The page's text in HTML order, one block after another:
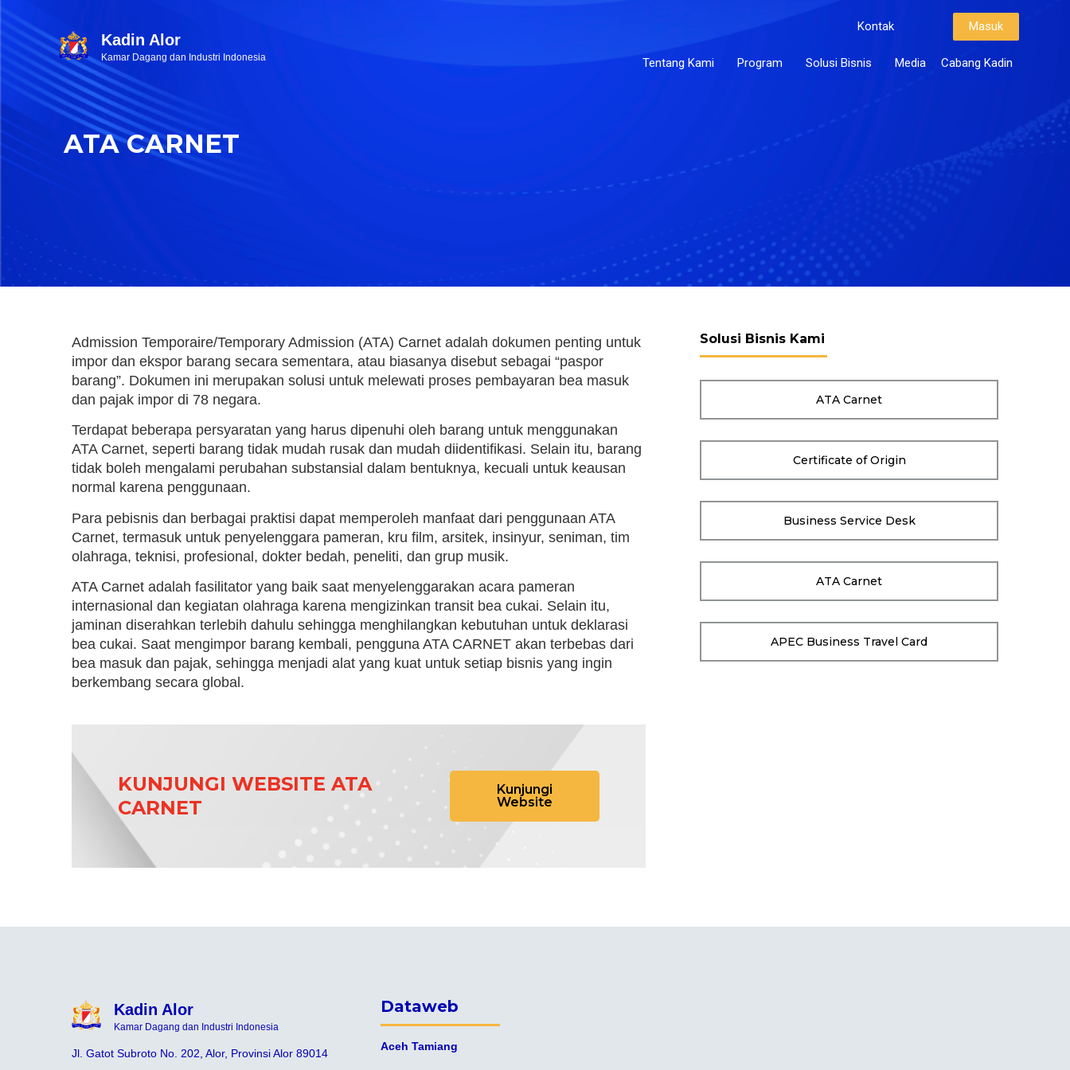
Kadin Alor
Kamar Dagang dan Industri Indonesia
Kontak Masuk
Tentang Kami Program Solusi Bisnis Media Cabang Kadin
ATA CARNET
Admission Temporaire/Temporary Admission (ATA) Carnet adalah dokumen penting untuk
impor dan ekspor barang secara sementara, atau biasanya disebut sebagai “paspor
barang”. Dokumen ini merupakan solusi untuk melewati proses pembayaran bea masuk
dan pajak impor di 78 negara.
Terdapat beberapa persyaratan yang harus dipenuhi oleh barang untuk menggunakan
ATA Carnet, seperti barang tidak mudah rusak dan mudah diidentifikasi. Selain itu, barang
tidak boleh mengalami perubahan substansial dalam bentuknya, kecuali untuk keausan
normal karena penggunaan.
Para pebisnis dan berbagai praktisi dapat memperoleh manfaat dari penggunaan ATA
Carnet, termasuk untuk penyelenggara pameran, kru film, arsitek, insinyur, seniman, tim
olahraga, teknisi, profesional, dokter bedah, peneliti, dan grup musik.
ATA Carnet adalah fasilitator yang baik saat menyelenggarakan acara pameran
internasional dan kegiatan olahraga karena mengizinkan transit bea cukai. Selain itu,
jaminan diserahkan terlebih dahulu sehingga menghilangkan kebutuhan untuk deklarasi
bea cukai. Saat mengimpor barang kembali, pengguna ATA CARNET akan terbebas dari
bea masuk dan pajak, sehingga menjadi alat yang kuat untuk setiap bisnis yang ingin
berkembang secara global.
KUNJUNGI WEBSITE ATA
CARNET
Kunjungi
Website
Solusi Bisnis Kami
ATA Carnet
Certificate of Origin
Business Service Desk
ATA Carnet
APEC Business Travel Card
Kadin Alor
Kamar Dagang dan Industri Indonesia
Jl. Gatot Subroto No. 202, Alor, Provinsi Alor 89014
Dataweb
Aceh Tamiang